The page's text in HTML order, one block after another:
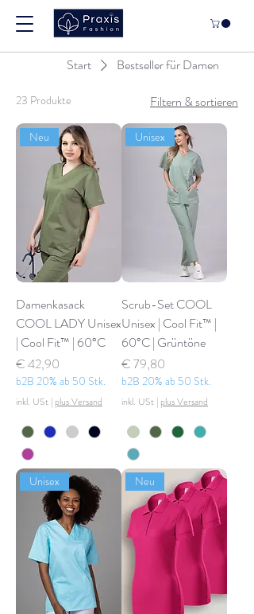
Start Bestseller für Damen
23 Produkte Filtern & sortieren
Neu
Damenkasack
COOL LADY Unisex
| Cool Fit™ | 60°C
Preis
€ 42,90
b2B 20% ab 50 Stk.
inkl. USt | plus Versand
Unisex
Scrub-Set COOL
Unisex | Cool Fit™ |
60°C | Grüntöne
Preis
€ 79,80
b2B 20% ab 50 Stk.
inkl. USt | plus Versand
Unisex Neu